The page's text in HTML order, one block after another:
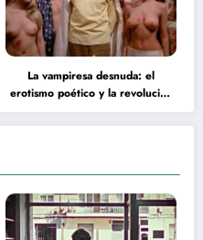
La vampiresa desnuda: el
erotismo poético y la revolución
psicodélica de Jean Rollin